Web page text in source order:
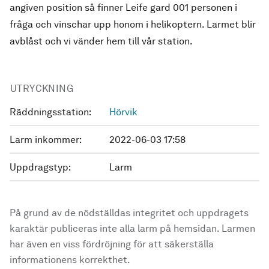
angiven position så finner Leife gard 001 personen i
fråga och vinschar upp honom i helikoptern. Larmet blir
avblåst och vi vänder hem till vår station.
UTRYCKNING
Räddningsstation: Hörvik
Larm inkommer: 2022-06-03 17:58
Uppdragstyp: Larm
På grund av de nödställdas integritet och uppdragets
karaktär publiceras inte alla larm på hemsidan. Larmen
har även en viss fördröjning för att säkerställa
informationens korrekthet.